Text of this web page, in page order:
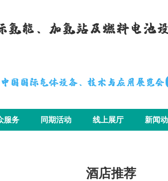
能、加氢站及燃料电池
国国际气体设备、技术与应用展览会
服务 同期活动 线上展厅 新闻
酒店推荐